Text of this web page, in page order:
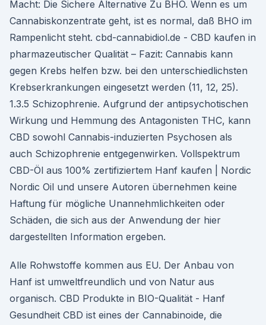
Macht: Die Sichere Alternative Zu BHO. Wenn es um
Cannabiskonzentrate geht, ist es normal, daß BHO im
Rampenlicht steht. cbd-cannabidiol.de - CBD kaufen in
pharmazeutischer Qualität – Fazit: Cannabis kann
gegen Krebs helfen bzw. bei den unterschiedlichsten
Krebserkrankungen eingesetzt werden (11, 12, 25).
1.3.5 Schizophrenie. Aufgrund der antipsychotischen
Wirkung und Hemmung des Antagonisten THC, kann
CBD sowohl Cannabis-induzierten Psychosen als
auch Schizophrenie entgegenwirken. Vollspektrum
CBD-Öl aus 100% zertifiziertem Hanf kaufen | Nordic
Nordic Oil und unsere Autoren übernehmen keine
Haftung für mögliche Unannehmlichkeiten oder
Schäden, die sich aus der Anwendung der hier
dargestellten Information ergeben.
Alle Rohwstoffe kommen aus EU. Der Anbau von
Hanf ist umweltfreundlich und von Natur aus
organisch. CBD Produkte in BIO-Qualität - Hanf
Gesundheit CBD ist eines der Cannabinoide, die